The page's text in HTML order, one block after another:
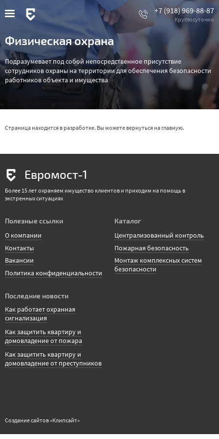
основному
+7 (918) 969-88-87
Физическая охрана
Подразумевает под собой непосредственное присутствие
сотрудников охраны на территории для обеспечения безопасности
работников объекта и имущества
Страница находится в разработке. Вы можете вернуться на главную.
Евромост-1
Более 15 лет охраняем имущество клиентов и приходим на помощь в
экстренных ситуациях
Полезные ссылки
О компании
Контакты
Вакансии
Политика конфиденциальности
Каталог
Централизованный контроль
Пожарная безопасность
Монтаж комплексных систем
безопасности
Последние новости
Как работает охранная
сигнализация
Как защитить квартиру и
домовладение от пожара
Как защитить квартиру и
домовладение от преступников
Создание сайтов «Клипсайт»